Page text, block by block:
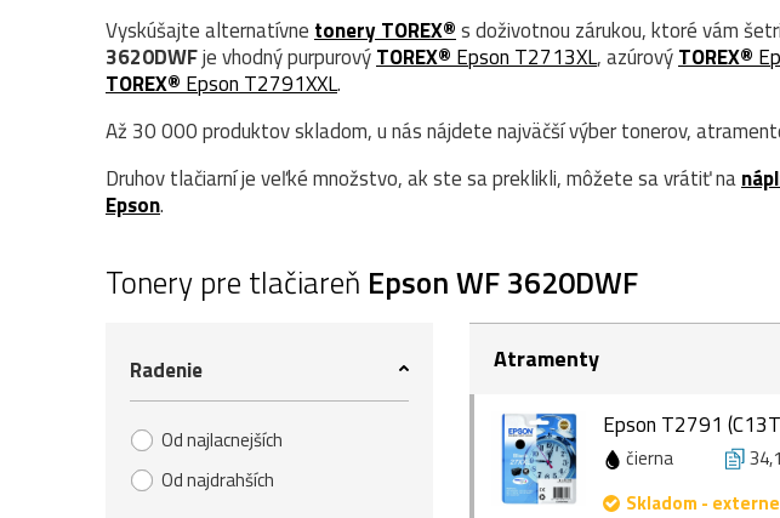
Vyskúšajte alternatívne tonery TOREX®s doživotnou zárukou, ktoré vám
3620DWFje vhodný purpurovýTOREX® Epson T2713XL, azúrovýTOREX®
TOREX® Epson T2791XXL.
Až 30 000 produktov skladom, u nás nájdete najväčší výber tonerov,
Druhov tlačiarní je veľké množstvo, ak ste sa preklikli, môžete sa vrátiť na
Epson.
Tonery pre tlačiareň Epson WF 3620DWF
Radenie
Od najlacnejších
Od najdrahších
Atramenty
Epson T2791
čierna
Skladom - externe